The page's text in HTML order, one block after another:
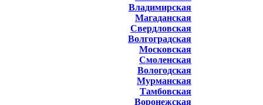
Владимирская
Магаданская
Свердловская
Волгоградская
Московская
Смоленская
Вологодская
Мурманская
Тамбовская
Воронежская